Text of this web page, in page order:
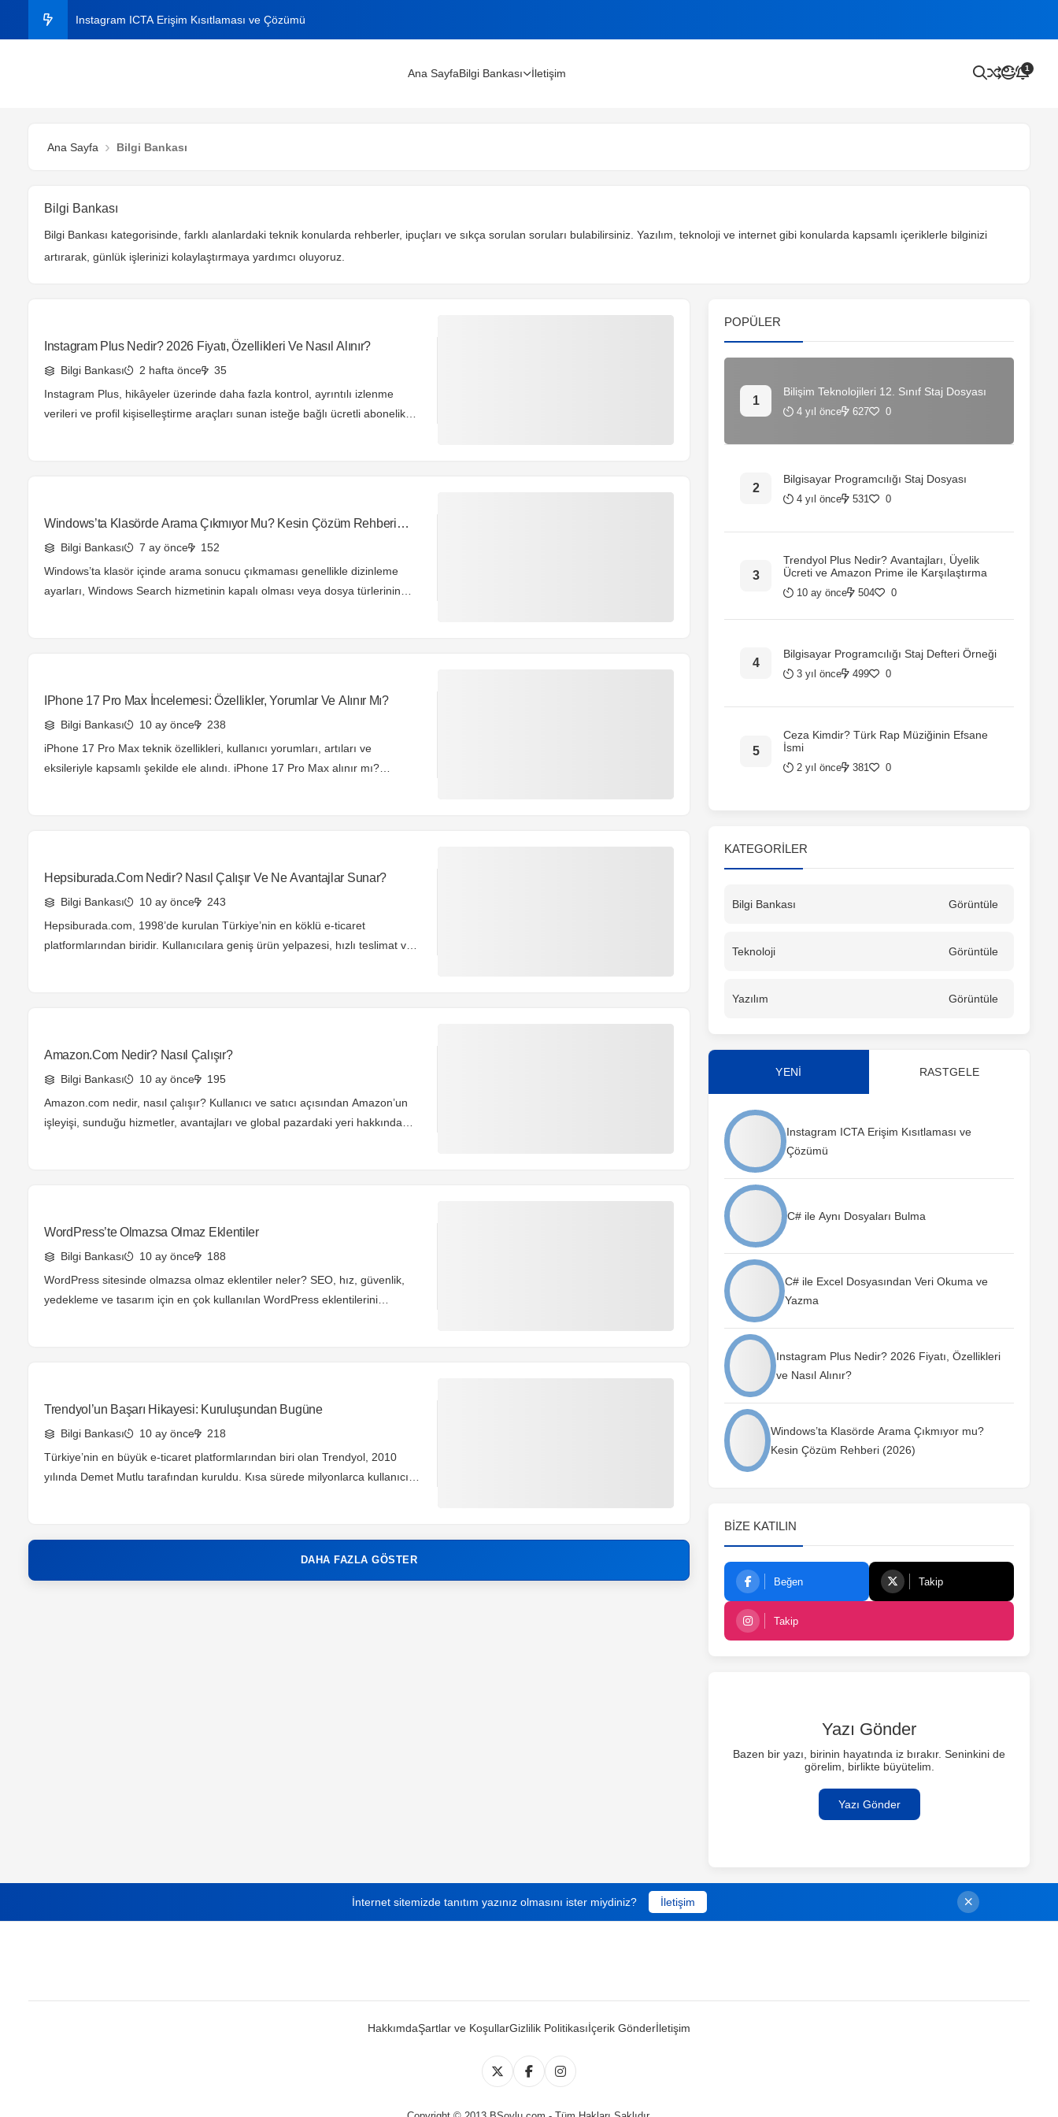
Instagram ICTA Erişim Kısıtlaması ve Çözümü
Ana SayfaBilgi Bankası İletişim 1
Ana Sayfa Bilgi Bankası
Bilgi Bankası
Bilgi Bankası kategorisinde, farklı alanlardaki teknik konularda rehberler, ipuçları ve sıkça sorulan soruları bulabilirsiniz. Yazılım, teknoloji ve internet gibi konularda kapsamlı içeriklerle bilginizi
artırarak, günlük işlerinizi kolaylaştırmaya yardımcı oluyoruz.
Instagram Plus Nedir? 2026 Fiyatı, Özellikleri Ve Nasıl Alınır?
Bilgi Bankası 2 hafta önce
35
Instagram Plus, hikâyeler üzerinde daha fazla kontrol, ayrıntılı izlenme
verileri ve profil kişiselleştirme araçları sunan isteğe bağlı ücretli abonelik
Windows’ta Klasörde Arama Çıkmıyor Mu? Kesin Çözüm Rehberi
(2026)Bilgi Bankası 7 ay önce
152
Windows’ta klasör içinde arama sonucu çıkmaması genellikle dizinleme
ayarları, Windows Search hizmetinin kapalı olması veya dosya türlerinin
IPhone 17 Pro Max İncelemesi: Özellikler, Yorumlar Ve Alınır Mı?
Bilgi Bankası 10 ay önce
238
iPhone 17 Pro Max teknik özellikleri, kullanıcı yorumları, artıları ve
eksileriyle kapsamlı şekilde ele alındı. iPhone 17 Pro Max alınır mı?
Hepsiburada.com Nedir? Nasıl Çalışır Ve Ne Avantajlar Sunar?
Bilgi Bankası 10 ay önce
243
Hepsiburada.com, 1998’de kurulan Türkiye’nin en köklü e-ticaret
platformlarından biridir. Kullanıcılara geniş ürün yelpazesi, hızlı teslimat ve
Amazon.com Nedir? Nasıl Çalışır?
Bilgi Bankası 10 ay önce
195
Amazon.com nedir, nasıl çalışır? Kullanıcı ve satıcı açısından Amazon’un
işleyişi, sunduğu hizmetler, avantajları ve global pazardaki yeri hakkında
WordPress’te Olmazsa Olmaz Eklentiler
Bilgi Bankası 10 ay önce
188
WordPress sitesinde olmazsa olmaz eklentiler neler? SEO, hız, güvenlik,
yedekleme ve tasarım için en çok kullanılan WordPress eklentilerini
Trendyol’un Başarı Hikayesi: Kuruluşundan Bugüne
Bilgi Bankası 10 ay önce
218
Türkiye’nin en büyük e-ticaret platformlarından biri olan Trendyol, 2010
yılında Demet Mutlu tarafından kuruldu. Kısa sürede milyonlarca kullanıcıya
DAHA FAZLA GÖSTER
POPÜLER
Bilişim Teknolojileri 12. Sınıf Staj Dosyası
4 yıl önce 627 0
Bilgisayar Programcılığı Staj Dosyası
4 yıl önce 531 0
Trendyol Plus Nedir? Avantajları, Üyelik
Ücreti ve Amazon Prime ile Karşılaştırma
10 ay önce 504 0
Bilgisayar Programcılığı Staj Defteri Örneği
3 yıl önce 499 0
Ceza Kimdir? Türk Rap Müziğinin Efsane
İsmi
2 yıl önce 381 0
KATEGORILER
Bilgi Bankası Görüntüle
Teknoloji Görüntüle
Yazılım Görüntüle
YENİ RASTGELE
Instagram ICTA Erişim Kısıtlaması ve
Çözümü
C# ile Aynı Dosyaları Bulma
C# ile Excel Dosyasından Veri Okuma ve
Yazma
Instagram Plus Nedir? 2026 Fiyatı, Özellikleri
ve Nasıl Alınır?
Windows’ta Klasörde Arama Çıkmıyor mu?
Kesin Çözüm Rehberi (2026)
BIZE KATILIN
Beğen Takip
Takip
Yazı Gönder
Bazen bir yazı, birinin hayatında iz bırakır. Seninkini de
görelim, birlikte büyütelim.
Yazı Gönder
İnternet sitemizde tanıtım yazınız olmasını ister miydiniz? İletişim
HakkımdaŞartlar ve KoşullarGizlilik Politikasıİçerik Gönderİletişim